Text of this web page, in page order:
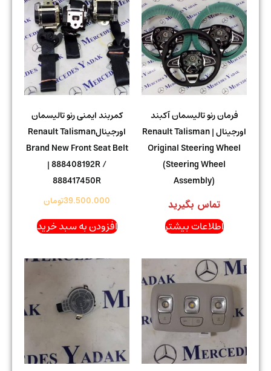
فرمان رنو تالیسمان آکبند
اورجینال | Renault Talisman
Original Steering Wheel
(Steering Wheel
Assembly)
تماس بگیرید
اطلاعات بیشتر
کمربند ایمنی رنو تالیسمان
اورجینالRenault Talisman
Brand New Front Seat Belt
| 888408192R /
888417450R
39.500.000تومان
افزودن به سبد خرید